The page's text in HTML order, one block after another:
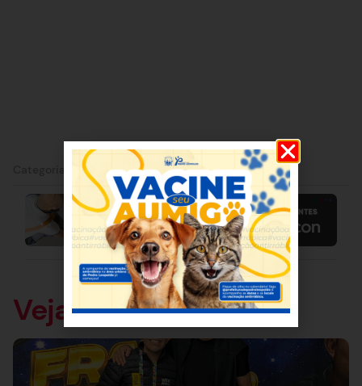
Sete Lagoas
Veja também